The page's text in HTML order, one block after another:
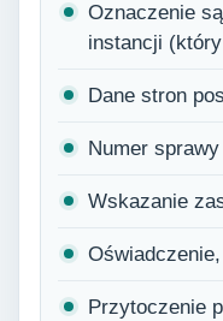
Oznaczenie
instancji
Dane stron
Numer
Wskazanie
Przytoczenie